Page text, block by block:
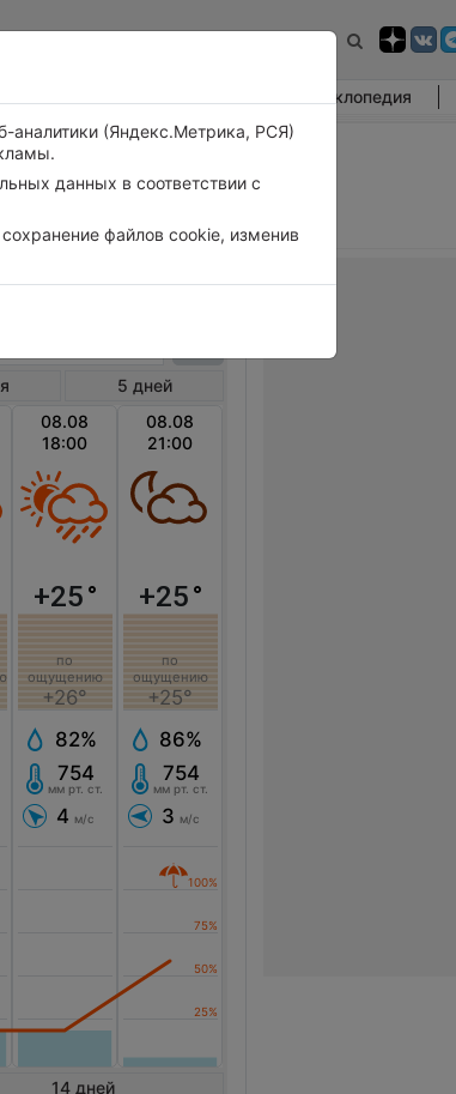
Энциклопедия
5 дней
08.08
18:00
+25°
по
ощущению
+26°
82%
754
мм рт. ст.
4 м/с
08.08
21:00
+25°
по
ощущению
+25°
86%
754
мм рт. ст.
3 м/с
14 дней
аналитики (Яндекс.Метрика, РСЯ)
данных в соответствии с
файлов cookie, изменив